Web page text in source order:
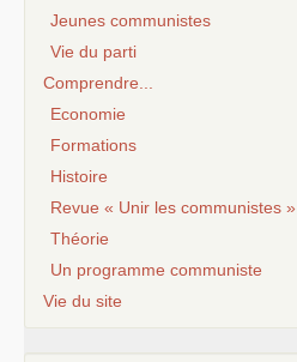
Jeunes communistes
Vie du parti
Comprendre...
Economie
Formations
Histoire
Revue « Unir les communistes »
Théorie
Un programme communiste
Vie du site